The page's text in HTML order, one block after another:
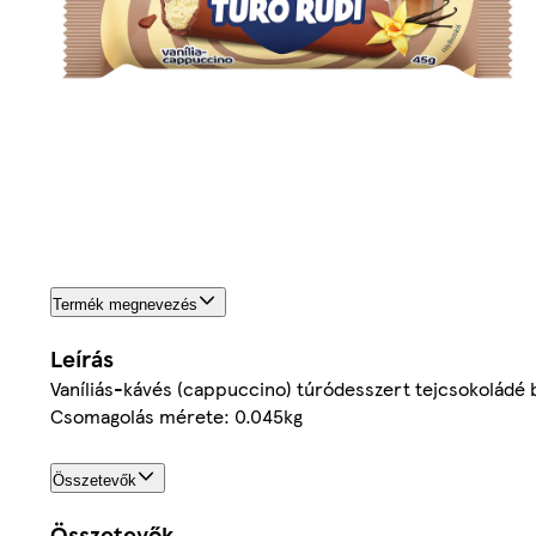
Termék megnevezés
Leírás
Vaníliás-kávés (cappuccino) túródesszert tejcsokoládé
Csomagolás mérete: 0.045kg
Összetevők